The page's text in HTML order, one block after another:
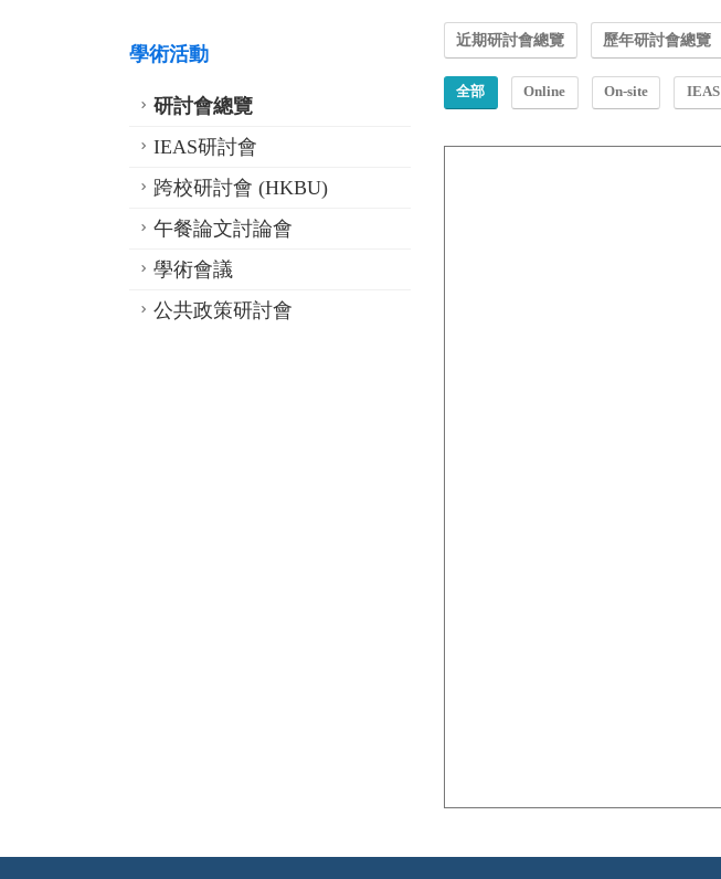
學術活動
研討會總覽
IEAS研討會
跨校研討會 (HKBU)
午餐論文討論會
學術會議
公共政策研討會
近期研討會總覽 歷年研討會總覽
全部 Online On-site IEAS